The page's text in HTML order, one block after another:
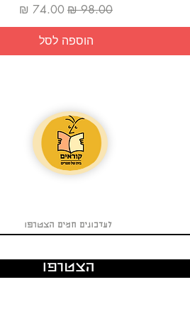
מחיר רגילמחיר מבצע
הוספה לסל
הצטרפו